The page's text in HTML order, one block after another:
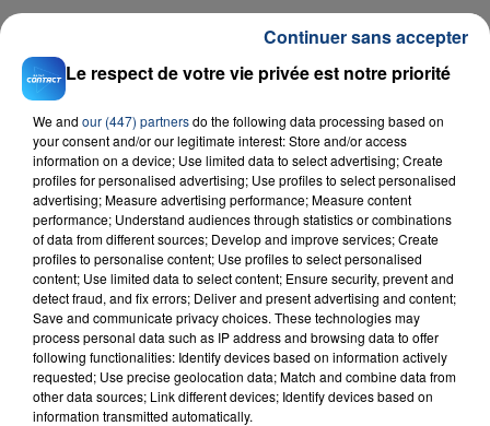
FIL D'ACTU
23 juillet 2026
INCENDIE MORTEL À LENS : UNE FEMME ET
SON BÉBÉ ENTRE LA VIE ET LA...
Un homme s'est immolé par le feu après avoir
aspergé sa compagne et leur bébé de trois mois
d'un liquide inflammable.
Le respect de votre vie privée est notre priorité
We and our (447) partnersdo the following data processing based on
your consent and/or our legitimate interest: Store and/or access
information on a device; Use limited data to select advertising; Create
profiles for personalised advertising; Use profiles to select personalised
advertising; Measure advertising performance; Measure content
performance; Understand audiences through statistics or combinations
of data from different sources; Develop and improve services; Create
profiles to personalise content; Use profiles to select personalised
content; Use limited data to select content; Ensure security, prevent and
detect fraud, and fix errors; Deliver and present advertising and content;
Save and communicate privacy choices. These technologies may
process personal data such as IP address and browsing data to offer
following functionalities: Identify devices based on information actively
requested; Use precise geolocation data; Match and combine data from
other data sources; Link different devices; Identify devices based on
information transmitted automatically.
Continuer sans accepter